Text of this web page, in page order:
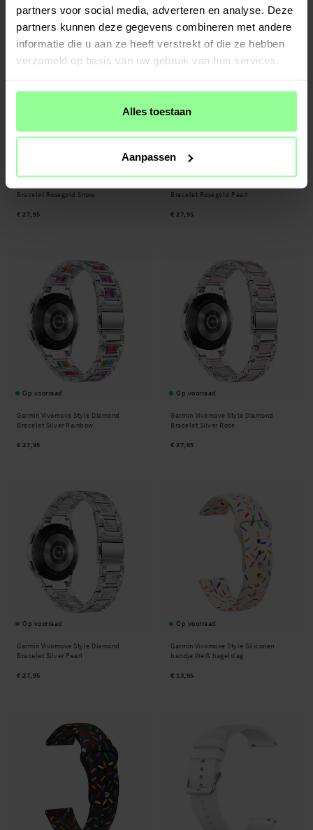
partners voor social media, adverteren en analyse. Deze
partners kunnen deze gegevens combineren met andere
informatie die u aan ze heeft verstrekt of die ze hebben
verzameld op basis van uw gebruik van hun services.
Alles toestaan
Aanpassen
Bracelet Rosegold Snow
€ 27,95
Op voorraad
Bracelet Rosegold Pearl
€ 27,95
Op voorraad
Garmin Vivomove Style Diamond
Bracelet Silver Rainbow
€ 27,95
Op voorraad
Garmin Vivomove Style Diamond
Bracelet Silver Rose
€ 27,95
Op voorraad
Garmin Vivomove Style Diamond
Bracelet Silver Pearl
€ 27,95
Op voorraad
Garmin Vivomove Style Siliconen
bandje Weiß hagelslag
€ 13,95